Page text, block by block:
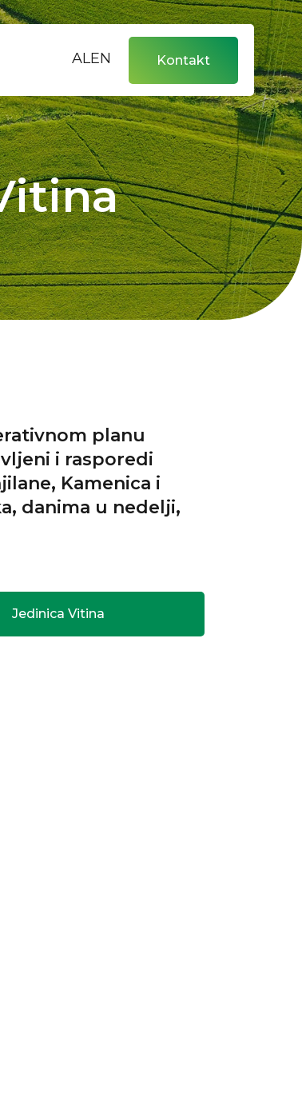
ALEN Kontakt
planu
i rasporedi
Kamenica i
danima u nedelji,
Jedinica Vitina